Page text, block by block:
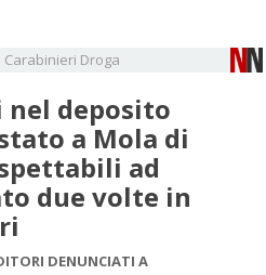
Carabinieri Droga
nel deposito
a Mola di
ad
due volte in
DENUNCIATI A